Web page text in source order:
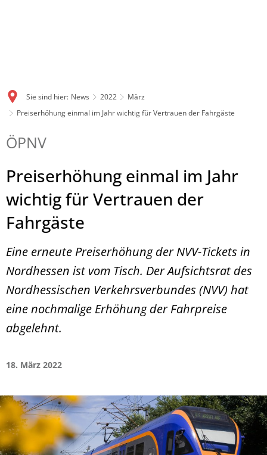
Sie sind hier: News 2022
März
Preiserhöhung einmal im Jahr wichtig für Vertrauen der Fahrgäste
ÖPNV
Preiserhöhung einmal im Jahr
wichtig für Vertrauen der
Fahrgäste
Eine erneute Preiserhöhung der NVV-Tickets in
Nordhessen ist vom Tisch. Der Aufsichtsrat des
Nordhessischen Verkehrsverbundes (NVV) hat
eine nochmalige Erhöhung der Fahrpreise
abgelehnt.
18. März 2022